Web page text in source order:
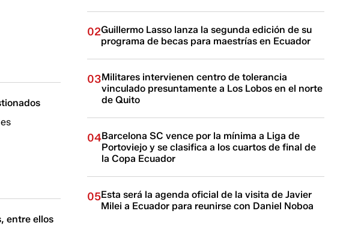
entre ellos
02Guillermo Lasso lanza la segunda edición de su
programa de becas para maestrías en Ecuador
03Militares intervienen centro de tolerancia
vinculado presuntamente a Los Lobos en el norte
de Quito
04Barcelona SC vence por la mínima a Liga de
Portoviejo y se clasifica a los cuartos de final de
la Copa Ecuador
05Esta será la agenda oficial de la visita de Javier
Milei a Ecuador para reunirse con Daniel Noboa